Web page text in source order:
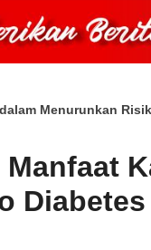
Menurunkan
Diabetes